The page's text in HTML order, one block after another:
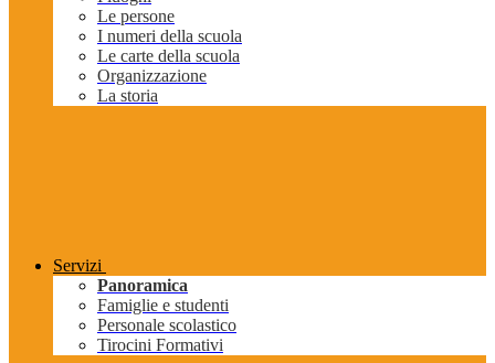
Le persone
I numeri della scuola
Le carte della scuola
Organizzazione
La storia
Servizi
Panoramica
Famiglie e studenti
Personale scolastico
Tirocini Formativi